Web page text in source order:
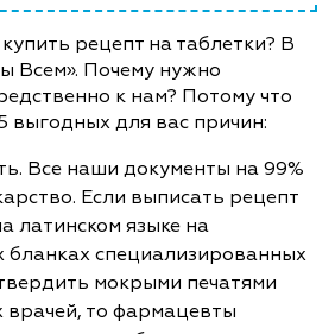
рецепт на таблетки? В
Всем». Почему нужно
к нам? Потому что
выгодных для вас причин:
Все наши документы на 99%
Если выписать рецепт
латинском языке на
бланках специализированных
мокрыми печатями
то фармацевты